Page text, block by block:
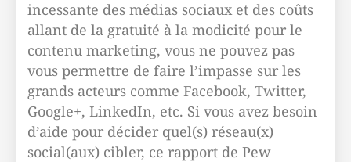
incessante des médias sociaux et des coûts
allant de la gratuité à la modicité pour le
contenu marketing, vous ne pouvez pas
vous permettre de faire l’impasse sur les
grands acteurs comme Facebook, Twitter,
Google+, LinkedIn, etc. Si vous avez besoin
d’aide pour décider quel(s) réseau(x)
social(aux) cibler, ce rapport de Pew